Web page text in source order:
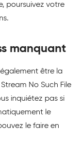
poursuivez votre
manquant
être la
No Such File
inquiétez pas si
le
le faire en